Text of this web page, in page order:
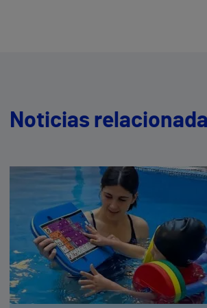
Noticias